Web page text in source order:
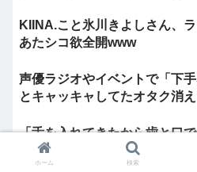
KIINA.こと氷川きよしさん、
あたシコ欲全開www
声優ラジオやイベントで「下
とキャッキャしてたオタク消
「舌を入れてきたから歯と口
斉藤の不同意性交公判
ホーム 検索